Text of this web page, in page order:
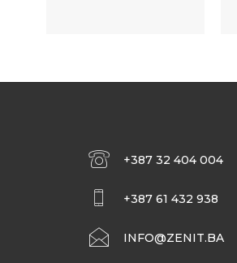
+387 32 404 004
+387 61 432 938
INFO@ZENIT.BA